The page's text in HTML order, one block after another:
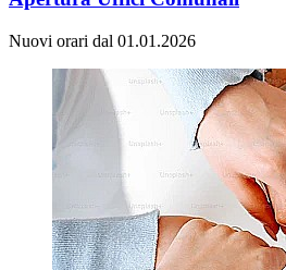
Nuovi orari dal 01.01.2026